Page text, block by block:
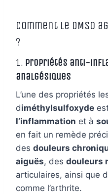
Comment le DMSO
?
1. Propriétés anti-
analgésiques
L’une des propriétés
diméthylsulfoxyde
l’inflammation et à
en fait un remède
des douleurs
aiguës, des douleurs
articulaires, ainsi que
comme l’arthrite.